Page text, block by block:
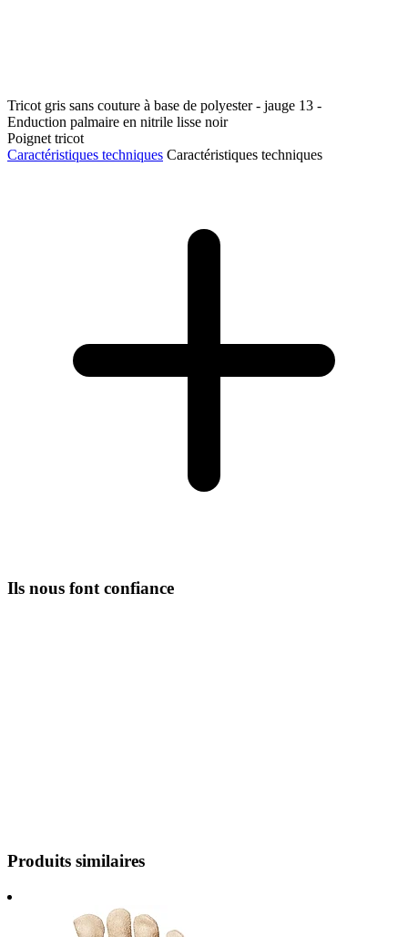
Tricot gris sans couture à base de polyester - jauge 13 -
Enduction palmaire en nitrile lisse noir
Poignet tricot
Caractéristiques techniques Caractéristiques techniques
Ils nous font confiance
Produits similaires